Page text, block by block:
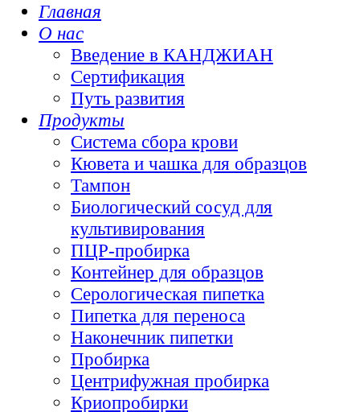
Главная
О нас
Введение в КАНДЖИАН
Сертификация
Путь развития
Продукты
Система сбора крови
Кювета и чашка для образцов
Тампон
Биологический сосуд для
культивирования
ПЦР-пробирка
Контейнер для образцов
Серологическая пипетка
Пипетка для переноса
Наконечник пипетки
Пробирка
Центрифужная пробирка
Криопробирки